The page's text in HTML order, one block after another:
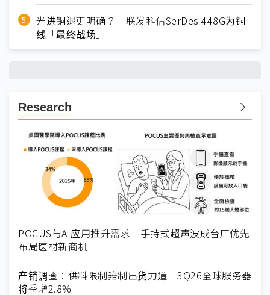
光进铜退更明确？ 联发科估SerDes 448G为铜
线「最终战场」
Research
POCUS与AI应用推升需求 手持式超声波成台厂优先
布局医材新商机
产销调查：供料限制箝制出货力道 3Q26全球服务器
将季增2.8％